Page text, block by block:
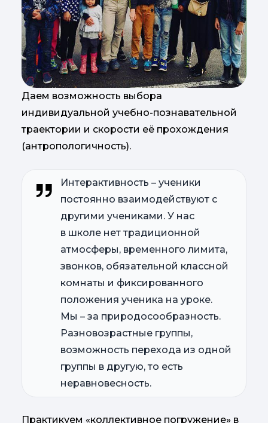
Даем возможность выбора
индивидуальной учебно-познавательной
траектории и скорости её прохождения
(антропологичность).
Интерактивность – ученики
постоянно взаимодействуют с
другими учениками. У нас
в школе нет традиционной
атмосферы, временного лимита,
звонков, обязательной классной
комнаты и фиксированного
положения ученика на уроке.
Мы – за природосообразность.
Разновозрастные группы,
возможность перехода из одной
группы в другую, то есть
неравновесность.
Практикуем «коллективное погружение» в